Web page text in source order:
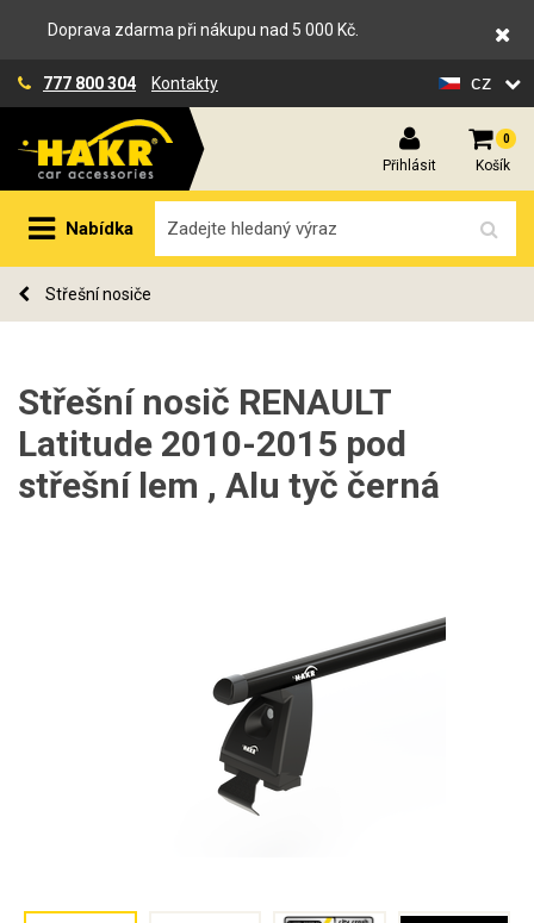
Doprava zdarma při nákupu nad 5 000 Kč.
777 800 304 Kontakty cz
Přihlásit
0
Košík
Nabídka
Střešní nosiče
Střešní nosič RENAULT
Latitude 2010-2015 pod
střešní lem , Alu tyč černá